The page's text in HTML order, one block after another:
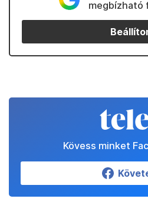
megbízható
Kövess minket